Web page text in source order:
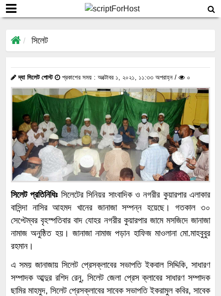
সিলেট
দ্যা সিলেট পোস্ট প্রকাশের সময় : অক্টোবর ১, ২০২১, ১১:৩৩ অপরাহ্ন / ০
সিলেট প্রতিনিধিঃ সিলেটের সিনিয়র সাংবাদিক ও নগরীর কুয়ারপার এলাকার
বাসিন্দা নাসির আহমদ খানের জানাজা সম্পন্ন হয়েছে। গতকাল ৩০
সেপ্টেম্বর বৃহস্পতিবার বাদ যোহর নগরীর কুয়ারপার জামে মসজিদে জানাজা
নামাজ অনুষ্ঠিত হয়। জানাজা নামাজ পড়ান হাফিজ মাওলানা মো.মাহবুবুর
রহমান।
এ সময় জানাজায় সিলেট প্রেসক্লাবের সভাপতি ইকবাল সিদ্দিকি, সাধারণ
সম্পাদক আব্দুর রশিদ রেনু, সিলেট জেলা প্রেস ক্লাবের সাধারণ সম্পাদক
ছামির মাহমুদ, সিলেট প্রেসক্লাবের সাবেক সভাপতি ইকরামুল কবির, সাবেক